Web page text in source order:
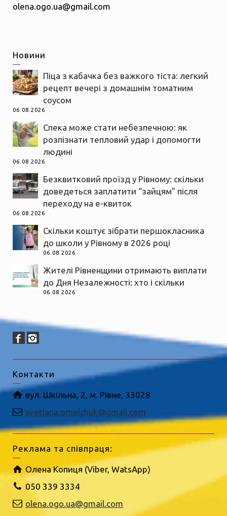
olena.ogo.ua@gmail.com
Новини
Піца з кабачка без важкого тіста: легкий
рецепт вечері з домашнім томатним
соусом
06.08.2026
Спека може стати небезпечною: як
розпізнати тепловий удар і допомогти
людині
06.08.2026
Безквитковий проїзд у Рівному: скільки
доведеться заплатити “зайцям” після
переходу на е-квиток
06.08.2026
Скільки коштує зібрати першокласника
до школи у Рівному в 2026 році
06.08.2026
Жителі Рівненщини отримають виплати
до Дня Незалежності: хто і скільки
06.08.2026
Контакти
вул. Шкільна, 2, м. Рівне, 33028
svetlana.omelchuk@gmail.com
Реклама та співпраця:
Олена Копиця (Viber, WatsApp)
050 339 3334
olena.ogo.ua@gmail.com